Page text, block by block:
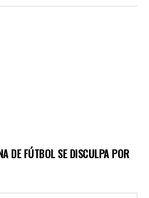
DE FÚTBOL SE DISCULPA POR